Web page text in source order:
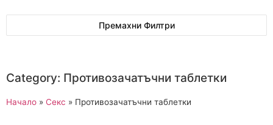
Премахни Филтри
Category: Противозачатъчни таблетки
Начало » Секс » Противозачатъчни таблетки